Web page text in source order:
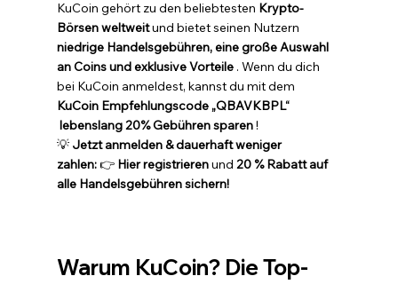
KuCoin gehört zu den beliebtesten Krypto-
Börsen weltweit und bietet seinen Nutzern
niedrige Handelsgebühren, eine große Auswahl
an Coins und exklusive Vorteile . Wenn du dich
bei KuCoin anmeldest, kannst du mit dem
KuCoin Empfehlungscode „QBAVKBPL“
lebenslang 20% ​​Gebühren sparen !
💡 Jetzt anmelden & dauerhaft weniger
zahlen: 👉 Hier registrieren und 20 % Rabatt auf
alle Handelsgebühren sichern!
Warum KuCoin? Die Top-